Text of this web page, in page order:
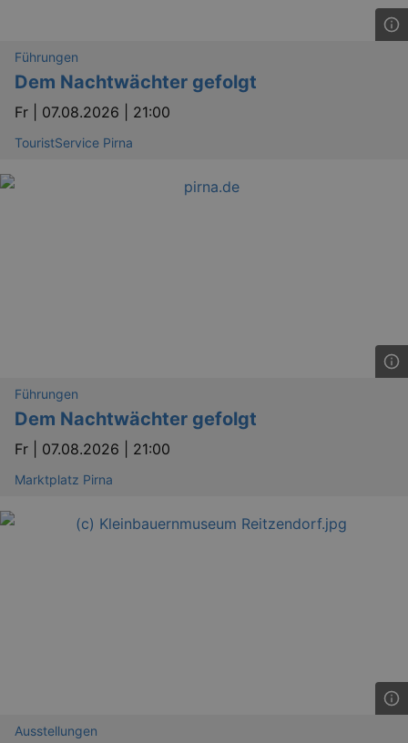
Führungen
Dem Nachtwächter gefolgt
Fr | 07.08.2026 | 21:00
TouristService Pirna
Führungen
Dem Nachtwächter gefolgt
Fr | 07.08.2026 | 21:00
Marktplatz Pirna
Ausstellungen